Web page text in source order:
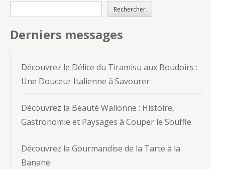
Rechercher
Derniers messages
Découvrez le Délice du Tiramisu aux Boudoirs :
Une Douceur Italienne à Savourer
Découvrez la Beauté Wallonne : Histoire,
Gastronomie et Paysages à Couper le Souffle
Découvrez la Gourmandise de la Tarte à la
Banane